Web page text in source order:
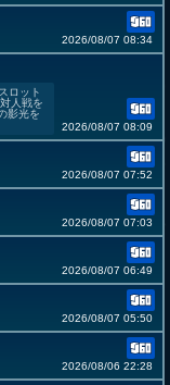
2026/08/07 08:34
ロット
人戦を
影光を
2026/08/07 08:09
2026/08/07 07:52
2026/08/07 07:03
2026/08/07 06:49
2026/08/07 05:50
2026/08/06 22:28